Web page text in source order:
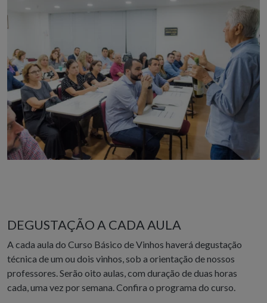
DEGUSTAÇÃO A CADA AULA
A cada aula do Curso Básico de Vinhos haverá degustação
técnica de um ou dois vinhos, sob a orientação de nossos
professores. Serão oito aulas, com duração de duas horas
cada, uma vez por semana. Confira o programa do curso.